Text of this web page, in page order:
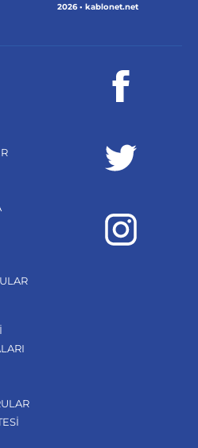
2026 • kablonet.net